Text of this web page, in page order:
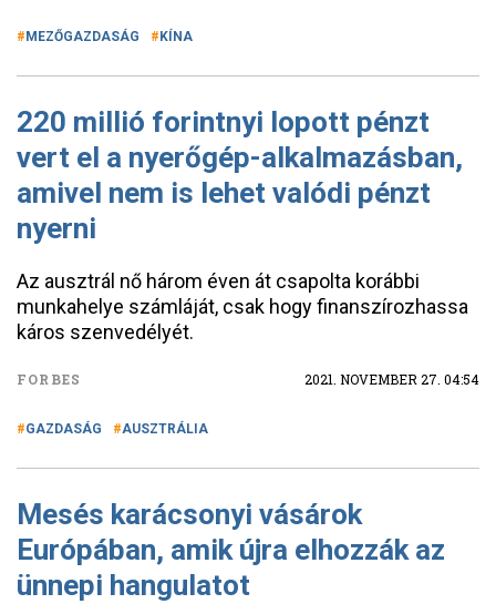
MEZŐGAZDASÁG KÍNA
220 millió forintnyi lopott pénzt
vert el a nyerőgép-alkalmazásban,
amivel nem is lehet valódi pénzt
nyerni
Az ausztrál nő három éven át csapolta korábbi
munkahelye számláját, csak hogy finanszírozhassa
káros szenvedélyét.
FORBES 2021. NOVEMBER 27. 04:54
GAZDASÁG AUSZTRÁLIA
Mesés karácsonyi vásárok
Európában, amik újra elhozzák az
ünnepi hangulatot